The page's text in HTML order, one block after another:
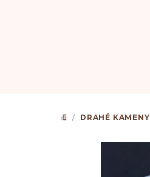
DOMŮ
/ DRAHÉ KAMENY